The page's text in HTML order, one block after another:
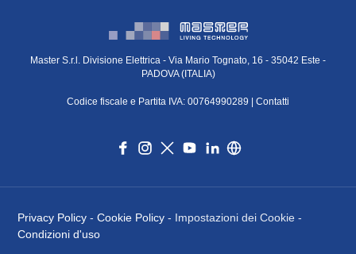
Master S.r.l. Divisione Elettrica - Via Mario Tognato, 16 - 35042 Este -
PADOVA (ITALIA)
Codice fiscale e Partita IVA: 00764990289 | Contatti
Privacy Policy -Cookie Policy - Impostazioni dei Cookie -
Condizioni d'uso